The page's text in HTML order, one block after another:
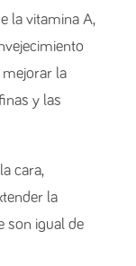
la vitamina A,
mejorar la
y las
cara,
la
son igual de